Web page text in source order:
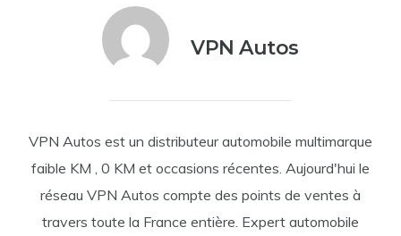
VPN Autos
VPN Autos est un distributeur automobile multimarque
faible KM , 0 KM et occasions récentes. Aujourd'hui le
réseau VPN Autos compte des points de ventes à
travers toute la France entière. Expert automobile